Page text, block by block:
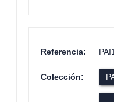
Referencia:
Colección: